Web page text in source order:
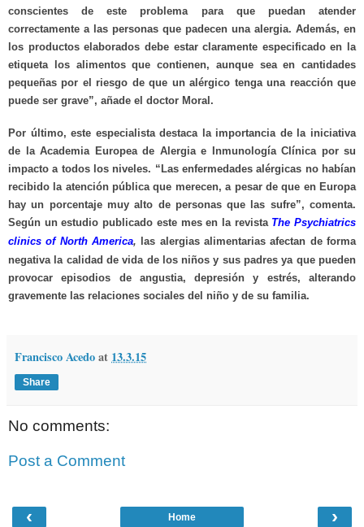
conscientes de este problema para que puedan atender
correctamente a las personas que padecen una alergia. Además, en
los productos elaborados debe estar claramente especificado en la
etiqueta los alimentos que contienen, aunque sea en cantidades
pequeñas por el riesgo de que un alérgico tenga una reacción que
puede ser grave”, añade el doctor Moral.
Por último, este especialista destaca la importancia de la iniciativa
de la Academia Europea de Alergia e Inmunología Clínica por su
impacto a todos los niveles. “Las enfermedades alérgicas no habían
recibido la atención pública que merecen, a pesar de que en Europa
hay un porcentaje muy alto de personas que las sufre”, comenta.
Según un estudio publicado este mes en la revista The Psychiatrics
clinics of North America,
las alergias alimentarias afectan de forma
negativa la calidad de vida de los niños y sus padres ya que pueden
provocar episodios de angustia, depresión y estrés, alterando
gravemente las relaciones sociales del niño y de su familia.
Francisco Acedoat 13.3.15
Share
No comments:
Post a Comment
‹ ›
Home